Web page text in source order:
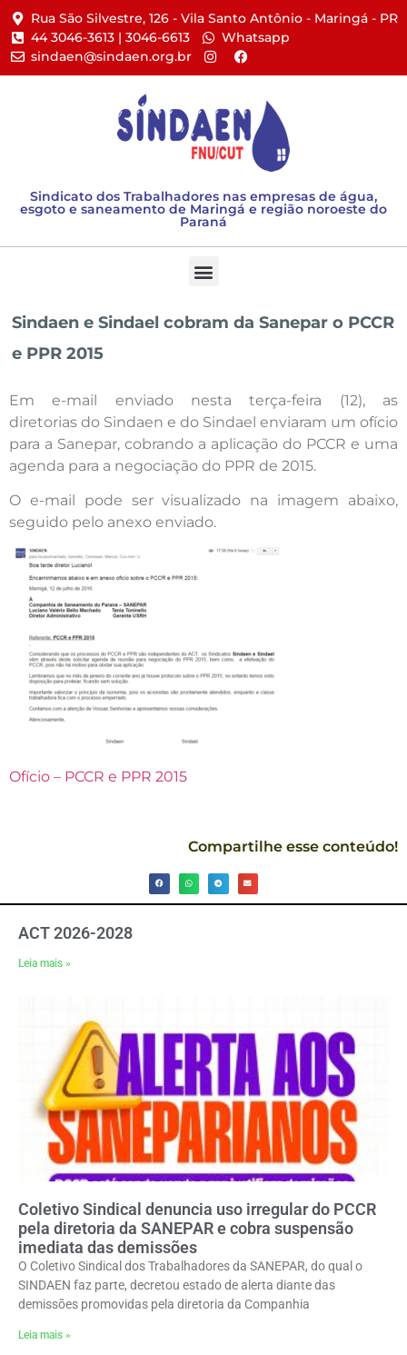
Rua São Silvestre, 126 - Vila Santo Antônio - Maringá - PR​
44 3046-3613 | 3046-6613​
Whatsapp
sindaen@sindaen.org.br
Sindicato dos Trabalhadores nas empresas de água,
esgoto e saneamento de Maringá e região noroeste do
Paraná
Sindaen e Sindael cobram da Sanepar o PCCR
e PPR 2015
Em e-mail enviado nesta terça-feira (12), as
diretorias do Sindaen e do Sindael enviaram um ofício
para a Sanepar, cobrando a aplicação do PCCR e uma
agenda para a negociação do PPR de 2015.
O e-mail pode ser visualizado na imagem abaixo,
seguido pelo anexo enviado.
Ofício – PCCR e PPR 2015
Compartilhe esse conteúdo!
ACT 2026-2028
Leia mais »
Coletivo Sindical denuncia uso irregular do PCCR
pela diretoria da SANEPAR e cobra suspensão
imediata das demissões
O Coletivo Sindical dos Trabalhadores da SANEPAR, do qual o
SINDAEN faz parte, decretou estado de alerta diante das
demissões promovidas pela diretoria da Companhia
Leia mais »